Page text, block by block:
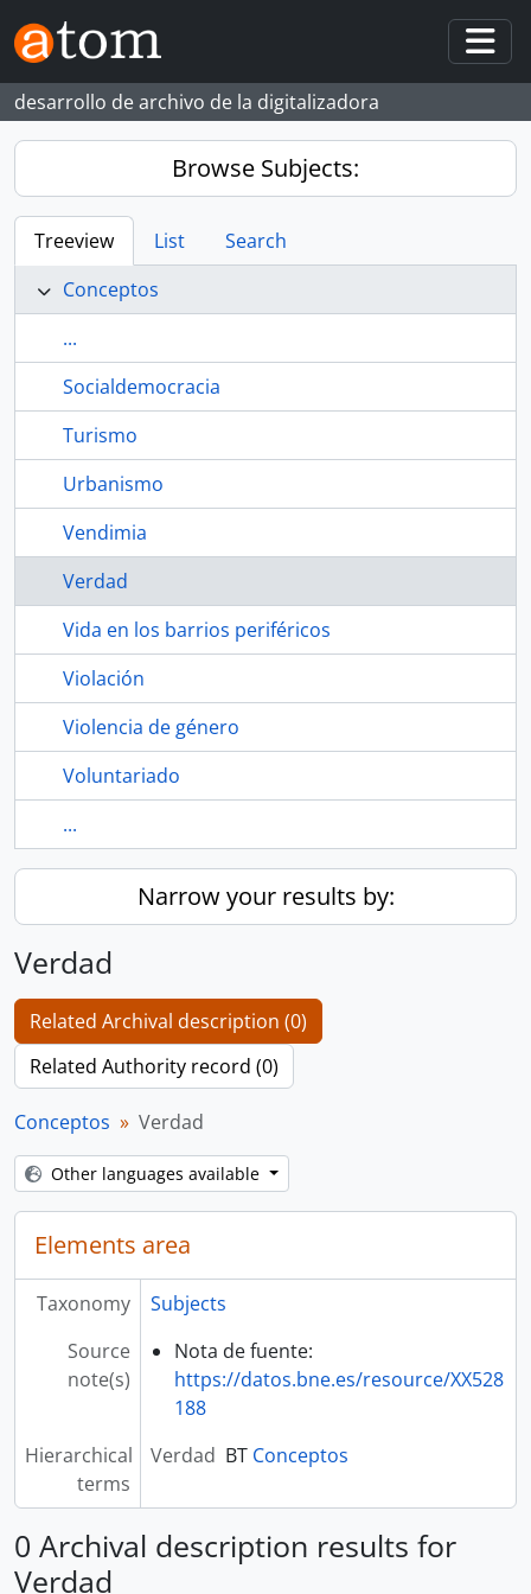
Skip to main content
desarrollo de archivo de la digitalizadora
Browse Subjects:
Treeview List
Search
Conceptos
...
Socialdemocracia
Turismo
Urbanismo
Vendimia
Verdad
Vida en los barrios periféricos
Violación
Violencia de género
Voluntariado
...
Narrow your results by:
Verdad
Related Archival description (0)
Related Authority record (0)
Conceptos Verdad
Other languages available
Elements area
Taxonomy
Subjects
Source
note(s)
Nota de fuente:
https://datos.bne.es/resource/XX528
188
Hierarchical
terms
Verdad BT Conceptos
0 Archival description results for
Verdad